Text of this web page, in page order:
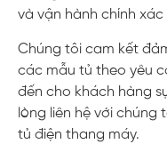
và vận hành chính xác
Chúng tôi cam kết
các mẫu tủ theo yêu
đến cho khách hàng
lòng liên hệ với chúng
tủ điện thang máy.